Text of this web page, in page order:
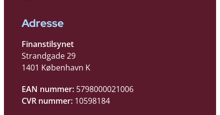
Adresse
Finanstilsynet
Strandgade 29
1401 København K
EAN nummer: 5798000021006
CVR nummer: 10598184